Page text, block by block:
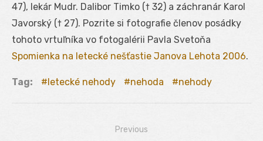
47), lekár Mudr. Dalibor Timko († 32) a záchranár Karol
Javorský († 27). Pozrite si fotografie členov posádky
tohoto vrtuľníka vo fotogalérii Pavla Svetoňa
Spomienka na letecké nešťastie Janova Lehota 2006.
Tag: letecké nehody nehoda nehody
Previous